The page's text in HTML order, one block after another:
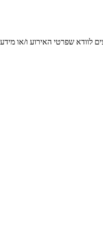
לוודא שפרטי האירוע ו/או